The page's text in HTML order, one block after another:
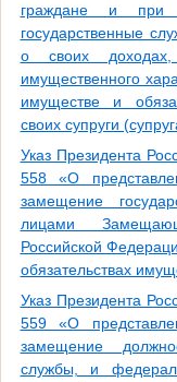
граждане и при
государственные
о своих
имущественного
имуществе и
своих супруги
Указ Президента
558 «О
замещение
лицами
Российской
обязательствах
Указ Президента
559 «О
замещение
службы, и